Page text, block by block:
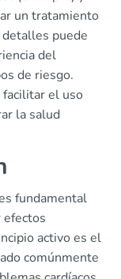
un tratamiento
puede
del
de riesgo.
el uso
la salud
fundamental
efectos
activo es el
comúnmente